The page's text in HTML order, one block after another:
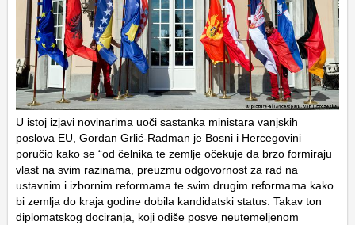
U istoj izjavi novinarima uoči sastanka ministara vanjskih
poslova EU, Gordan Grlić-Radman je Bosni i Hercegovini
poručio kako se “od čelnika te zemlje očekuje da brzo formiraju
vlast na svim razinama, preuzmu odgovornost za rad na
ustavnim i izbornim reformama te svim drugim reformama kako
bi zemlja do kraja godine dobila kandidatski status. Takav ton
diplomatskog dociranja, koji odiše posve neutemeljenom